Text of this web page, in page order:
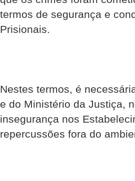
termos de segurança e
Prisionais.
Nestes termos, é
e do Ministério da Justiça,
insegurança nos
repercussões fora do